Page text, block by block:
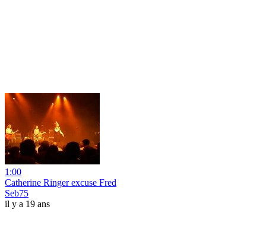
1:00
Catherine Ringer excuse Fred
Seb75
il y a 19 ans